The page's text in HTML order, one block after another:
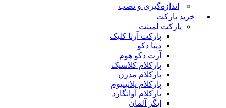
اندازه‌گیری و نصب
خرید پارکت
پارکت لمینت
پارکت آرتا کلیک
دیبا دکو
آرت دکو هوم
پارکلام کلاسیک
پارکلام مدرن
پارکلام پلاتینیوم
پارکلام آوانگارد
ایگر آلمان